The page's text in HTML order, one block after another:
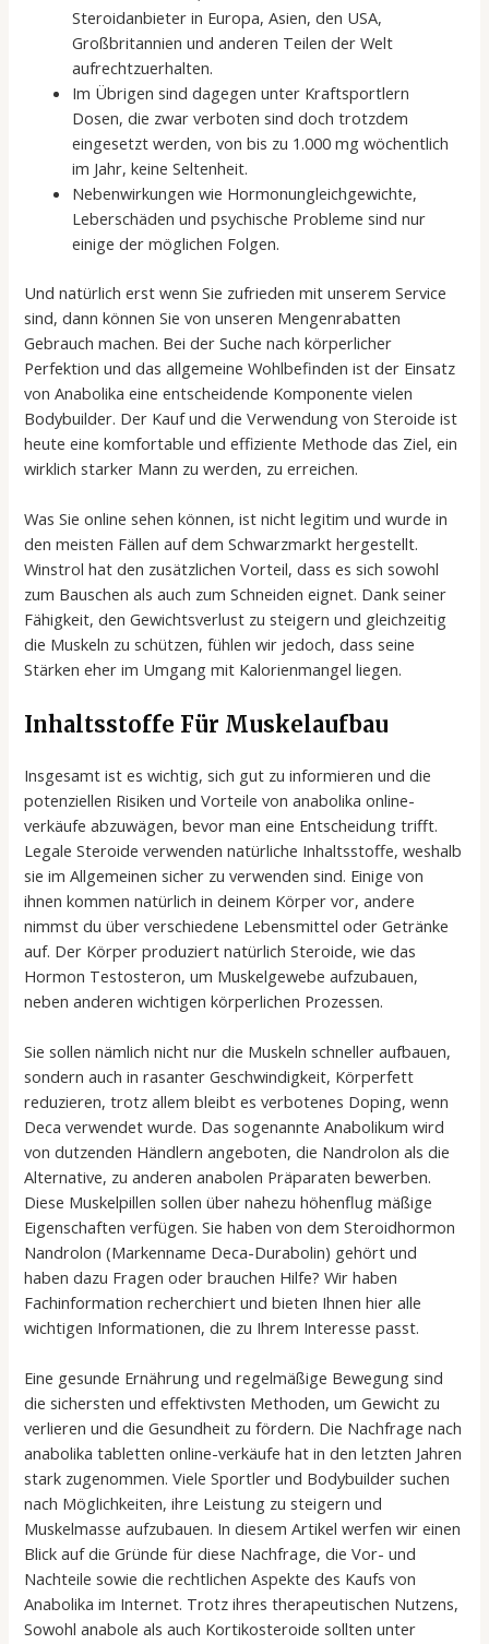
Steroidanbieter in Europa, Asien, den USA,
Großbritannien und anderen Teilen der Welt
aufrechtzuerhalten.
Im Übrigen sind dagegen unter Kraftsportlern
Dosen, die zwar verboten sind doch trotzdem
eingesetzt werden, von bis zu 1.000 mg wöchentlich
im Jahr, keine Seltenheit.
Nebenwirkungen wie Hormonungleichgewichte,
Leberschäden und psychische Probleme sind nur
einige der möglichen Folgen.
Und natürlich erst wenn Sie zufrieden mit unserem Service
sind, dann können Sie von unseren Mengenrabatten
Gebrauch machen. Bei der Suche nach körperlicher
Perfektion und das allgemeine Wohlbefinden ist der Einsatz
von Anabolika eine entscheidende Komponente vielen
Bodybuilder. Der Kauf und die Verwendung von Steroide ist
heute eine komfortable und effiziente Methode das Ziel, ein
wirklich starker Mann zu werden, zu erreichen.
Was Sie online sehen können, ist nicht legitim und wurde in
den meisten Fällen auf dem Schwarzmarkt hergestellt.
Winstrol hat den zusätzlichen Vorteil, dass es sich sowohl
zum Bauschen als auch zum Schneiden eignet. Dank seiner
Fähigkeit, den Gewichtsverlust zu steigern und gleichzeitig
die Muskeln zu schützen, fühlen wir jedoch, dass seine
Stärken eher im Umgang mit Kalorienmangel liegen.
Inhaltsstoffe Für Muskelaufbau
Insgesamt ist es wichtig, sich gut zu informieren und die
potenziellen Risiken und Vorteile von anabolika online-
verkäufe abzuwägen, bevor man eine Entscheidung trifft.
Legale Steroide verwenden natürliche Inhaltsstoffe, weshalb
sie im Allgemeinen sicher zu verwenden sind. Einige von
ihnen kommen natürlich in deinem Körper vor, andere
nimmst du über verschiedene Lebensmittel oder Getränke
auf. Der Körper produziert natürlich Steroide, wie das
Hormon Testosteron, um Muskelgewebe aufzubauen,
neben anderen wichtigen körperlichen Prozessen.
Sie sollen nämlich nicht nur die Muskeln schneller aufbauen,
sondern auch in rasanter Geschwindigkeit, Körperfett
reduzieren, trotz allem bleibt es verbotenes Doping, wenn
Deca verwendet wurde. Das sogenannte Anabolikum wird
von dutzenden Händlern angeboten, die Nandrolon als die
Alternative, zu anderen anabolen Präparaten bewerben.
Diese Muskelpillen sollen über nahezu höhenflug mäßige
Eigenschaften verfügen. Sie haben von dem Steroidhormon
Nandrolon (Markenname Deca-Durabolin) gehört und
haben dazu Fragen oder brauchen Hilfe? Wir haben
Fachinformation recherchiert und bieten Ihnen hier alle
wichtigen Informationen, die zu Ihrem Interesse passt.
Eine gesunde Ernährung und regelmäßige Bewegung sind
die sichersten und effektivsten Methoden, um Gewicht zu
verlieren und die Gesundheit zu fördern. Die Nachfrage nach
anabolika tabletten online-verkäufe hat in den letzten Jahren
stark zugenommen. Viele Sportler und Bodybuilder suchen
nach Möglichkeiten, ihre Leistung zu steigern und
Muskelmasse aufzubauen. In diesem Artikel werfen wir einen
Blick auf die Gründe für diese Nachfrage, die Vor- und
Nachteile sowie die rechtlichen Aspekte des Kaufs von
Anabolika im Internet. Trotz ihres therapeutischen Nutzens,
Sowohl anabole als auch Kortikosteroide sollten unter